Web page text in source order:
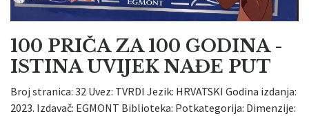
100 PRIČA ZA 100 GODINA -
ISTINA UVIJEK NAĐE PUT
Broj stranica: 32 Uvez: TVRDI Jezik: HRVATSKI Godina izdanja:
2023. Izdavač: EGMONT Biblioteka: Potkategorija: Dimenzije: